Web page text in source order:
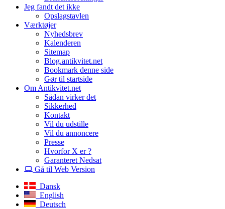
Jeg fandt det ikke
Opslagstavlen
Værktøjer
Nyhedsbrev
Kalenderen
Sitemap
Blog.antikvitet.net
Bookmark denne side
Gør til startside
Om Antikvitet.net
Sådan virker det
Sikkerhed
Kontakt
Vil du udstille
Vil du annoncere
Presse
Hvorfor X er ?
Garanteret Nedsat
Gå til Web Version
Dansk
English
Deutsch